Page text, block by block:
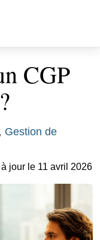
CGP
, Gestion de
jour le 11 avril 2026